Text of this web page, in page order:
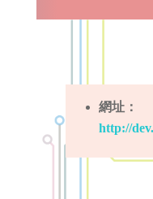
網址：
http://